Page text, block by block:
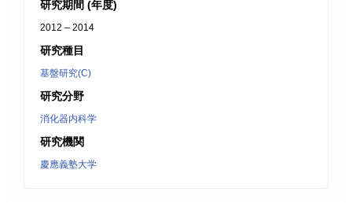
研究期間 (年度)
2012 – 2014
研究種目
基盤研究(C)
研究分野
消化器内科学
研究機関
慶應義塾大学